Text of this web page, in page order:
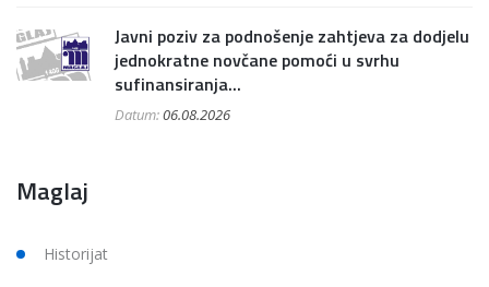
Javni poziv za podnošenje zahtjeva za dodjelu
jednokratne novčane pomoći u svrhu
sufinansiranja...
Datum:06.08.2026
Maglaj
Historijat